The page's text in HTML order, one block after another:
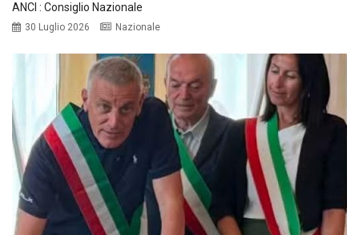
ANCI : Consiglio Nazionale
30 Luglio 2026 Nazionale